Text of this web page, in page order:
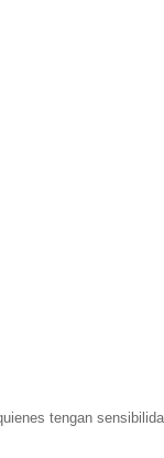
tengan